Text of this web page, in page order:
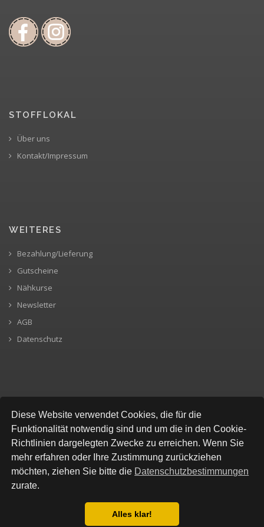
Datenschutzbestimmung
Diese Website verwendet Cookies, die für die
Funktionalität notwendig sind und um die in den Cookie-
Richtlinien dargelegten Zwecke zu erreichen. Wenn Sie
mehr erfahren oder Ihre Zustimmung zurückziehen
möchten, ziehen Sie bitte die Datenschutzbestimmungen
zurate.
Alles klar!
STOFFLOKAL
Über uns
Kontakt/Impressum
WEITERES
Bezahlung/Lieferung
Gutscheine
Nähkurse
Newsletter
AGB
Datenschutz
SICHERE BEZAHLUNG
© All Rights Reserved, Stofflokal